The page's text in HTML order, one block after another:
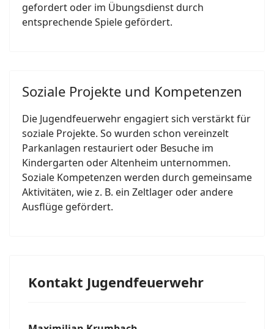
gefordert oder im Übungsdienst durch
entsprechende Spiele gefördert.
Soziale Projekte und Kompetenzen
Die Jugendfeuerwehr engagiert sich verstärkt für
soziale Projekte. So wurden schon vereinzelt
Parkanlagen restauriert oder Besuche im
Kindergarten oder Altenheim unternommen.
Soziale Kompetenzen werden durch gemeinsame
Aktivitäten, wie z. B. ein Zeltlager oder andere
Ausflüge gefördert.
Kontakt Jugendfeuerwehr